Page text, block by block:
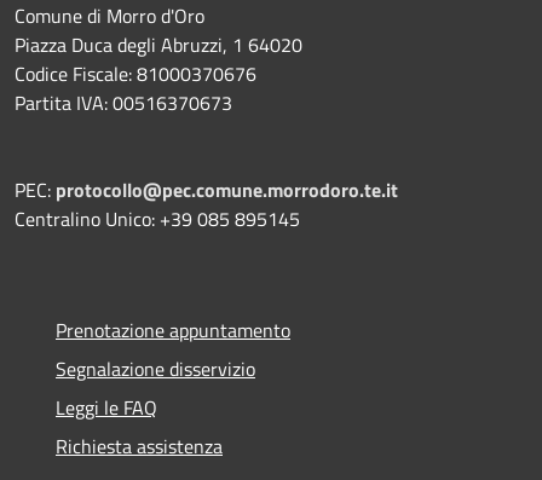
Comune di Morro d'Oro
Piazza Duca degli Abruzzi, 1 64020
Codice Fiscale: 81000370676
Partita IVA: 00516370673
PEC: protocollo@pec.comune.morrodoro.te.it
Centralino Unico: +39 085 895145
Prenotazione appuntamento
Segnalazione disservizio
Leggi le FAQ
Richiesta assistenza